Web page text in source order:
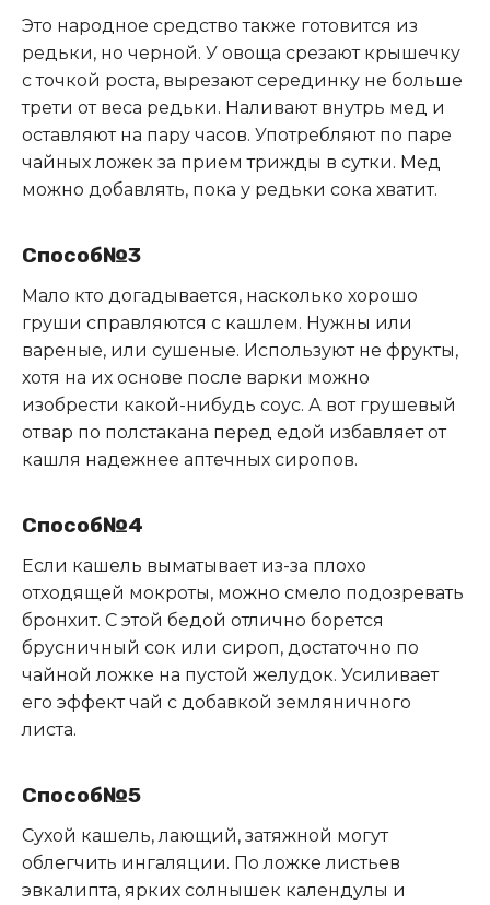
Это народное средство также готовится из
редьки, но черной. У овоща срезают крышечку
с точкой роста, вырезают серединку не больше
трети от веса редьки. Наливают внутрь мед и
оставляют на пару часов. Употребляют по паре
чайных ложек за прием трижды в сутки. Мед
можно добавлять, пока у редьки сока хватит.
Способ№3
Мало кто догадывается, насколько хорошо
груши справляются с кашлем. Нужны или
вареные, или сушеные. Используют не фрукты,
хотя на их основе после варки можно
изобрести какой-нибудь соус. А вот грушевый
отвар по полстакана перед едой избавляет от
кашля надежнее аптечных сиропов.
Способ№4
Если кашель выматывает из-за плохо
отходящей мокроты, можно смело подозревать
бронхит. С этой бедой отлично борется
брусничный сок или сироп, достаточно по
чайной ложке на пустой желудок. Усиливает
его эффект чай с добавкой земляничного
листа.
Способ№5
Сухой кашель, лающий, затяжной могут
облегчить ингаляции. По ложке листьев
эвкалипта, ярких солнышек календулы и